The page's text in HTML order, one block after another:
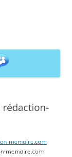
de
rédaction-
memoire.com
memoire.com